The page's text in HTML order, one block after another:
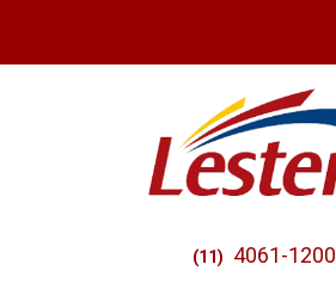
(11) 4061-1200